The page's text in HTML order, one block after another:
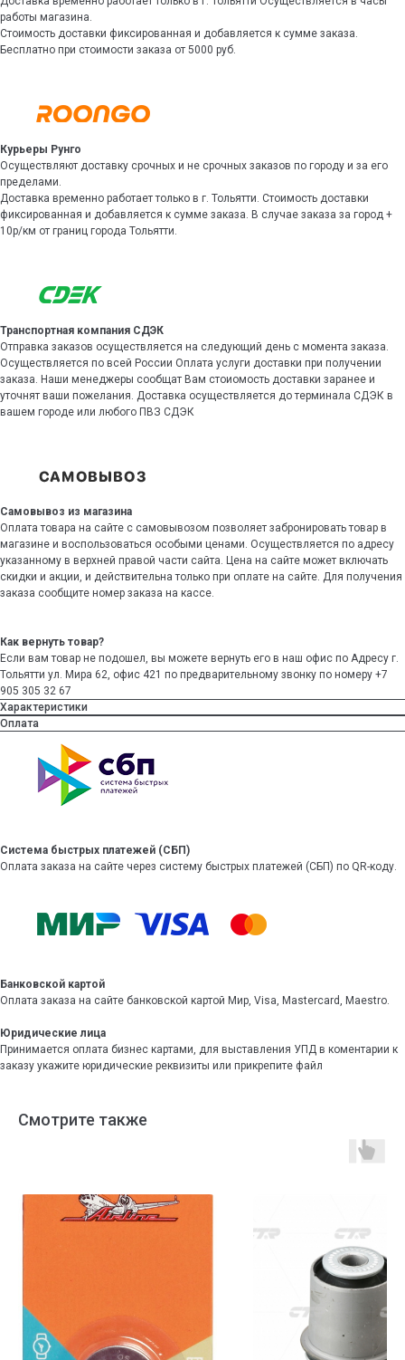
работы магазина.
Стоимость доставки фиксированная и добавляется к сумме заказа.
Бесплатно при стоимости заказа от 5000 руб.
Курьеры Рунго
Осуществляют доставку срочных и не срочных заказов по городу и за его
пределами.
Доставка временно работает только в г. Тольятти. Стоимость доставки
фиксированная и добавляется к сумме заказа. В случае заказа за город +
10р/км от границ города Тольятти.
Транспортная компания СДЭК
Отправка заказов осуществляется на следующий день с момента заказа.
Осуществляется по всей России Оплата услуги доставки при получении
заказа. Наши менеджеры сообщат Вам стоиомость доставки заранее и
уточнят ваши пожелания. Доставка осуществляется до терминала СДЭК в
вашем городе или любого ПВЗ СДЭК
Самовывоз из магазина
Оплата товара на сайте с самовывозом позволяет забронировать товар в
магазине и воспользоваться особыми ценами. Осуществляется по адресу
указанному в верхней правой части сайта. Цена на сайте может включать
скидки и акции, и действительна только при оплате на сайте. Для получения
заказа сообщите номер заказа на кассе.
Как вернуть товар?
Если вам товар не подошел, вы можете вернуть его в наш офис по Адресу г.
Тольятти ул. Мира 62, офис 421 по предварительному звонку по номеру +7
905 305 32 67
Характеристики
Оплата
Система быстрых платежей (СБП)
Оплата заказа на сайте через систему быстрых платежей (СБП) по QR-коду.
Банковской картой
Оплата заказа на сайте банковской картой Мир, Visa, Mastercard, Maestro.
Юридические лица
Принимается оплата бизнес картами, для выставления УПД в коментарии к
заказу укажите юридические реквизиты или прикрепите файл
Смотрите также